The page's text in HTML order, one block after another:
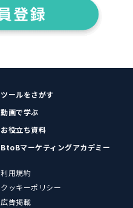
ツールをさがす
動画で学ぶ
お役立ち資料
BtoBマーケティングアカデミー
利用規約
クッキーポリシー
広告掲載